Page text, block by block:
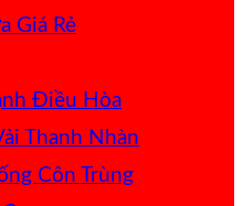
Giá Rẻ
Điều Hòa
Thanh Nhàn
Côn Trùng